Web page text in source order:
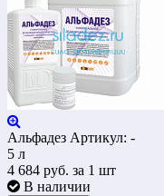
Альфадез Артикул: -
5 л
4 684 руб. за 1 шт
В наличии